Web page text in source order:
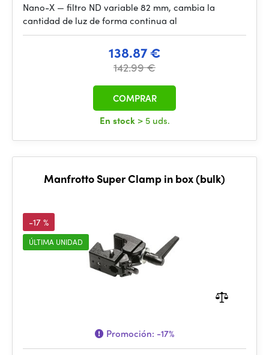
Nano-X — filtro ND variable 82 mm, cambia la
cantidad de luz de forma continua al
138.87 €
142.99 €
En stock > 5 uds.
COMPRAR
Manfrotto Super Clamp in box (bulk)
-17 %
ÚLTIMA UNIDAD
Promoción: -17%